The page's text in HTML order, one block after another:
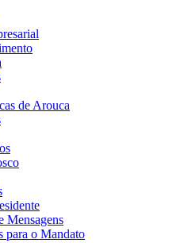
de Arouca
Mensagens
para o Mandato